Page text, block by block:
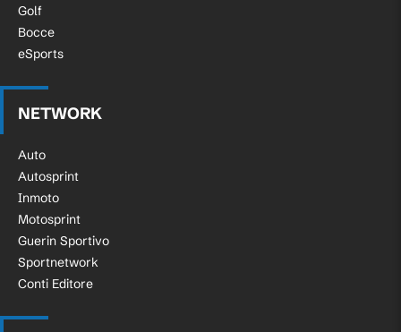
Golf
Bocce
eSports
NETWORK
Auto
Autosprint
Inmoto
Motosprint
Guerin Sportivo
Sportnetwork
Conti Editore